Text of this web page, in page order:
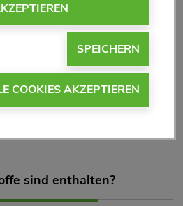
®kaufen?
sind enthalten?
SPEICHERN
COOKIES AKZEPTIEREN